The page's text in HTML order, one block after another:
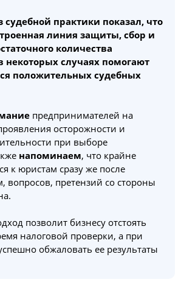
судебной практики показал, что
линия защиты, сбор и
количества
некоторых случаях помогают
положительных судебных
предпринимателей на
осторожности и
при выборе
напоминаем, что крайне
к юристам сразу же после
вопросов, претензий со стороны
позволит бизнесу отстоять
налоговой проверки, а при
обжаловать ее результаты